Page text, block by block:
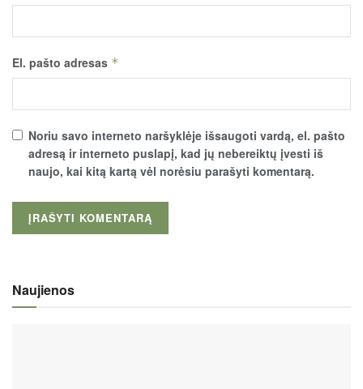
El. pašto adresas *
Noriu savo interneto naršyklėje išsaugoti vardą, el. pašto
adresą ir interneto puslapį, kad jų nebereiktų įvesti iš
naujo, kai kitą kartą vėl norėsiu parašyti komentarą.
Naujienos